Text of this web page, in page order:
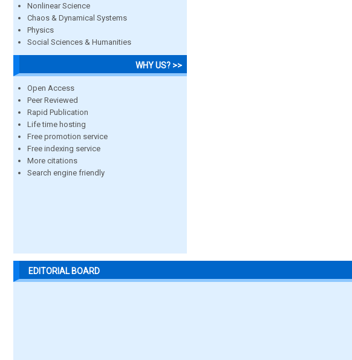
Nonlinear Science
Chaos & Dynamical Systems
Physics
Social Sciences & Humanities
WHY US? >>
Open Access
Peer Reviewed
Rapid Publication
Life time hosting
Free promotion service
Free indexing service
More citations
Search engine friendly
EDITORIAL BOARD